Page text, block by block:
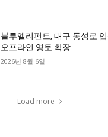
블루엘리펀트, 대구 동성로
오프라인 영토 확장
2026년 8월 6일
Load more